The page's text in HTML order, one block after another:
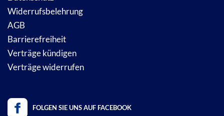
Widerrufsbelehrung
AGB
Barrierefreiheit
Verträge kündigen
Verträge widerrufen
FOLGEN SIE UNS AUF FACEBOOK